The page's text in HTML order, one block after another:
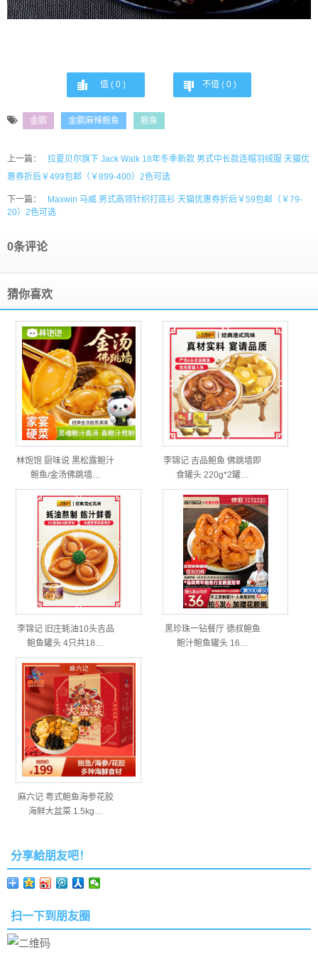
值 ( 0 ) 不值 ( 0 )
金鹏 金鹏麻辣鲍鱼 鲍鱼
上一篇：
拉夏贝尔旗下 Jack Walk 18年冬季新款 男式中长款连帽羽绒服 天猫优
惠券折后￥499包邮（￥899-400）2色可选
下一篇：
Maxwin 马威 男式高领针织打底衫 天猫优惠券折后￥59包邮（￥79-
20）2色可选
0条评论
猜你喜欢
林饱饱 厨味说 黑松露鲍汁
鲍鱼/金汤佛跳墙…
李锦记 吉品鲍鱼 佛跳墙即
食罐头 220g*2罐…
李锦记 旧庄蚝油10头吉品
鲍鱼罐头 4只共18…
黑珍珠一钻餐厅 德叔鲍鱼
鲍汁鲍鱼罐头 16…
麻六记 粤式鲍鱼海参花胶
海鲜大盆菜 1.5kg…
分享給朋友吧！
扫一下到朋友圈